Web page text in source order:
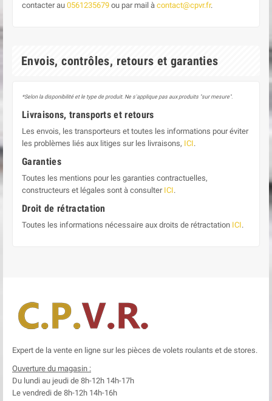
contacter au 0561235679 ou par mail à contact@cpvr.fr.
Envois, contrôles, retours et garanties
*Selon la disponibilité et le type de produit. Ne s'applique pas aux produits "sur mesure".
Livraisons, transports et retours
Les envois, les transporteurs et toutes les informations pour éviter
les problèmes liés aux litiges sur les livraisons, ICI.
Garanties
Toutes les mentions pour les garanties contractuelles,
constructeurs et légales sont à consulter ICI.
Droit de rétractation
Toutes les informations nécessaire aux droits de rétractation ICI.
Expert de la vente en ligne sur les pièces de volets roulants et de stores.
Ouverture du magasin :
Du lundi au jeudi de 8h-12h 14h-17h
Le vendredi de 8h-12h 14h-16h